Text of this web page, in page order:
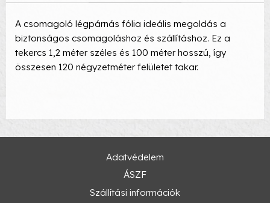
A csomagoló légpárnás fólia ideális megoldás a
biztonságos csomagoláshoz és szállításhoz. Ez a
tekercs 1,2 méter széles és 100 méter hosszú, így
összesen 120 négyzetméter felületet takar.
Adatvédelem
ÁSZF
Szállítási információk